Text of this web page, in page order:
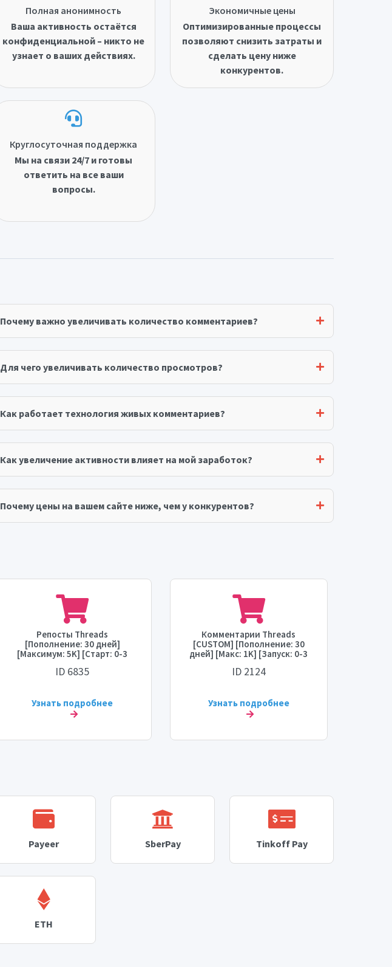
Полная анонимность
Ваша активность остаётся
конфиденциальной – никто не
узнает о ваших действиях.
Экономичные цены
Оптимизированные процессы
позволяют снизить затраты и
сделать цену ниже
конкурентов.
Круглосуточная поддержка
Мы на связи 24/7 и готовы
ответить на все ваши
вопросы.
Почему важно увеличивать количество комментариев?
Для чего увеличивать количество просмотров?
Как работает технология живых комментариев?
Как увеличение активности влияет на мой заработок?
Почему цены на вашем сайте ниже, чем у конкурентов?
Репосты Threads
[Пополнение: 30 дней]
[Максимум: 5K] [Старт: 0-3
часа] [Скорость: до 5K в день]
💧⛔
ID 6835
Узнать подробнее
Комментарии Threads
[CUSTOM] [Пополнение: 30
дней] [Макс: 1K] [Запуск: 0-3
часа] [Скорость: до 1K в день]
💧⛔
ID 2124
Узнать подробнее
Payeer SberPay Tinkoff Pay
ETH